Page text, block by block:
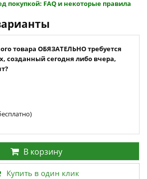
покупкой: FAQ и некоторые правила
товара ОБЯЗАТЕЛЬНО требуется
созданный сегодня либо вчера,
В корзину
Купить в один клик